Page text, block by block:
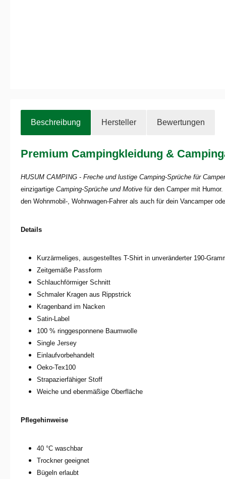
Beschreibung Hersteller Bewertungen
Premium Campingkleidung &
HUSUM CAMPING - Freche und lustige Camping-Sprüche für Camper
einzigartige Camping-Sprüche und Motive für den Camper mit
den Wohnmobil-, Wohnwagen-Fahrer als auch für dein Vancamper
Details
Kurzärmeliges, ausgestelltes T-Shirt in unveränderter 190-
Zeitgemäße Passform
Schlauchförmiger Schnitt
Schmaler Kragen aus Rippstrick
Kragenband im Nacken
Satin-Label
100 % ringgesponnene Baumwolle
Single Jersey
Einlaufvorbehandelt
Oeko-Tex100
Strapazierfähiger Stoff
Weiche und ebenmäßige Oberfläche
Pflegehinweise
40 °C waschbar
Trockner geeignet
Bügeln erlaubt